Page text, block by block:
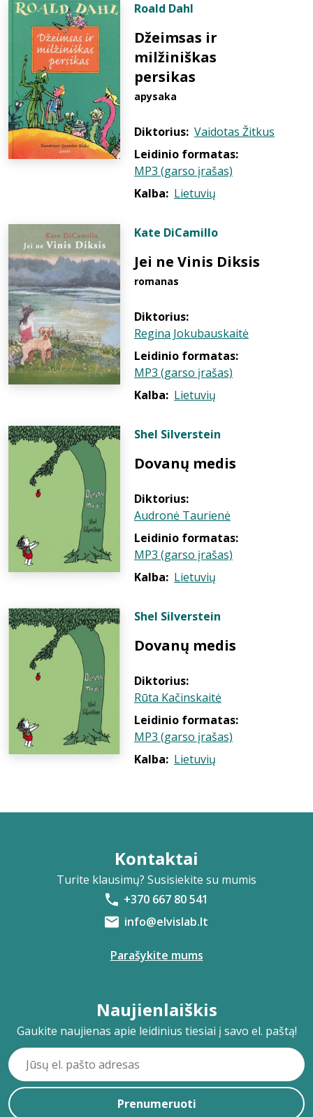
Roald Dahl
Džeimsas ir
milžiniškas
persikas
apysaka
Diktorius: Vaidotas Žitkus
Leidinio formatas:
MP3 (garso įrašas)
Kalba: Lietuvių
Kate DiCamillo
Jei ne Vinis Diksis
romanas
Diktorius:
Regina Jokubauskaitė
Leidinio formatas:
MP3 (garso įrašas)
Kalba: Lietuvių
Shel Silverstein
Dovanų medis
Diktorius:
Audronė Taurienė
Leidinio formatas:
MP3 (garso įrašas)
Kalba: Lietuvių
Shel Silverstein
Dovanų medis
Diktorius:
Rūta Kačinskaitė
Leidinio formatas:
MP3 (garso įrašas)
Kalba: Lietuvių
Kontaktai
Turite klausimų? Susisiekite su mumis
+370 667 80 541
info@elvislab.lt
Parašykite mums
Naujienlaiškis
Gaukite naujienas apie leidinius tiesiai į savo el. paštą!
Prenumeruoti